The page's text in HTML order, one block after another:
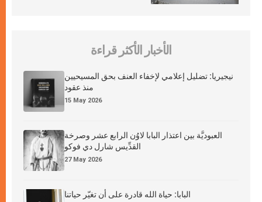
الأخبار الأكثر قراءة
نيجيريا: تضليل إعلامي لإخفاء العنف بحق المسيحيين
منذ عقود
15 May 2026
العبوديَّة بين اعتذار البابا لاوُن الرابع عشر وصرخة
القدِّيس شارل دي فوكو
27 May 2026
البابا: حياة الله قادرة على أن تغيّر حياتنا